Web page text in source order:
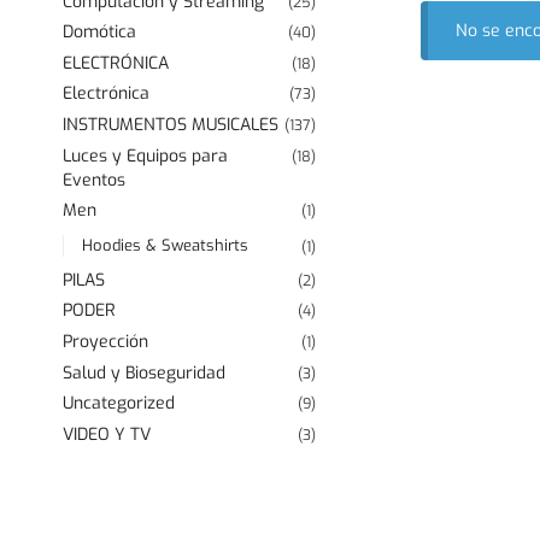
No se
Domótica (40)
ELECTRÓNICA (18)
Electrónica (73)
INSTRUMENTOS MUSICALES (137)
Luces y Equipos para
Eventos
(18)
Men (1)
Hoodies & Sweatshirts (1)
PILAS (2)
PODER (4)
Proyección (1)
Salud y Bioseguridad (3)
Uncategorized (9)
VIDEO Y TV (3)